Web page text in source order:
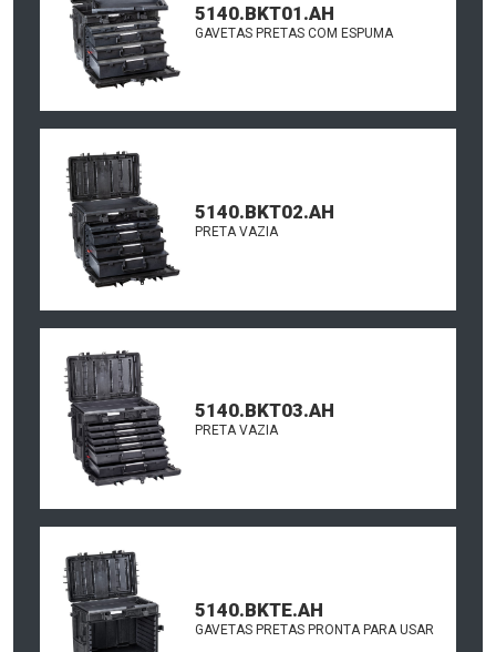
5140.BKT01.AH
GAVETAS PRETAS COM ESPUMA
5140.BKT02.AH
PRETA VAZIA
5140.BKT03.AH
PRETA VAZIA
5140.BKTE.AH
GAVETAS PRETAS PRONTA PARA USAR